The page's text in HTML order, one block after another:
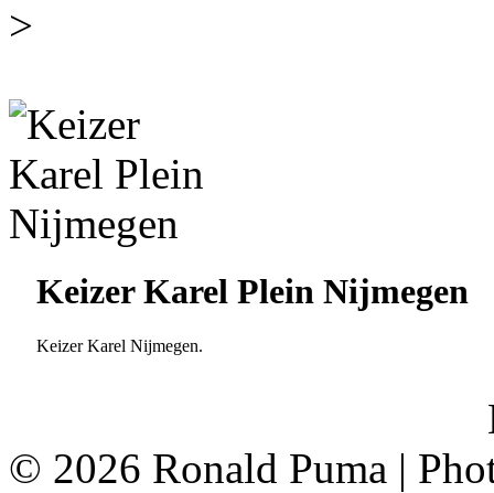
>
Keizer Karel Plein Nijmegen
Keizer Karel Nijmegen.
© 2026 Ronald Puma |